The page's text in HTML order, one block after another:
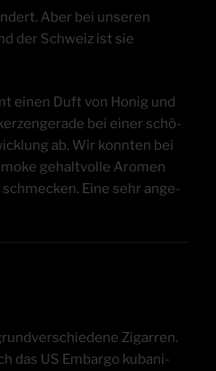
Aber bei unse­ren
der Schweiz ist sie
einen Duft von Honig und
bei einer schö­
ab. Wir konn­ten bei
gehalt­vol­le Aro­men
Eine sehr ange­
Zigar­ren.
das US Embar­go kuba­ni­